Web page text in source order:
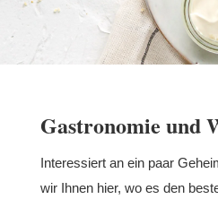
Gastronomie und
Interessiert an ein paar
wir Ihnen hier, wo es den